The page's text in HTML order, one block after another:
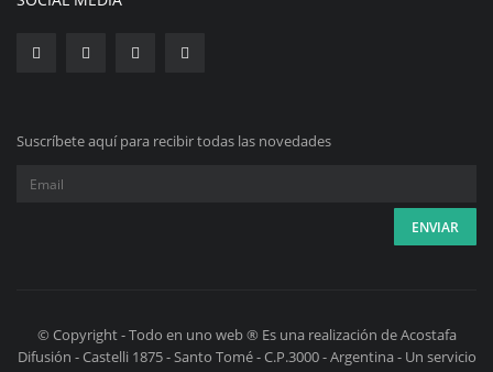
Suscríbete aquí para recibir todas las novedades
© Copyright - Todo en uno web ® Es una realización de Acostafa
Difusión - Castelli 1875 - Santo Tomé - C.P.3000 - Argentina - Un servicio